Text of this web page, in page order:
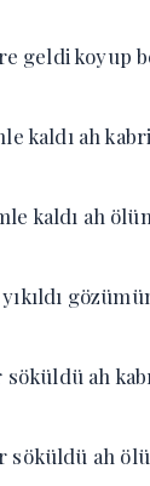
geldi koyup
kaldı ah
kaldı ah
söküldü ah
söküldü ah